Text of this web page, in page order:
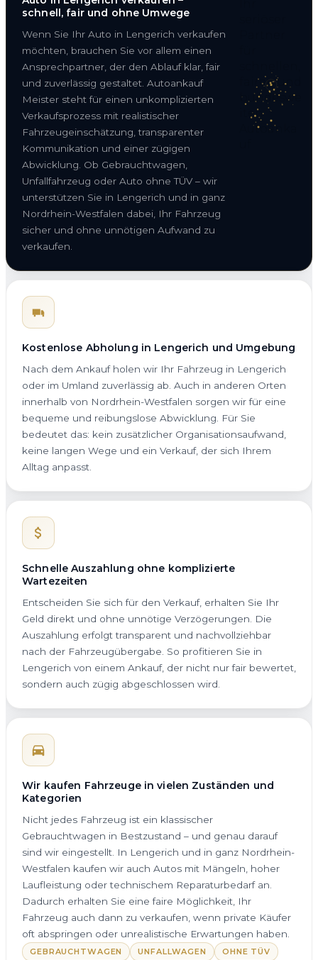
schnell, fair und ohne Umwege
Wenn Sie Ihr Auto in Lengerich verkaufen
möchten, brauchen Sie vor allem einen
Ansprechpartner, der den Ablauf klar, fair
und zuverlässig gestaltet. Autoankauf
Meister steht für einen unkomplizierten
Verkaufsprozess mit realistischer
Fahrzeugeinschätzung, transparenter
Kommunikation und einer zügigen
Abwicklung. Ob Gebrauchtwagen,
Unfallfahrzeug oder Auto ohne TÜV – wir
unterstützen Sie in Lengerich und in ganz
Nordrhein-Westfalen dabei, Ihr Fahrzeug
sicher und ohne unnötigen Aufwand zu
verkaufen.
Kostenlose Abholung in Lengerich und Umgebung
Nach dem Ankauf holen wir Ihr Fahrzeug in Lengerich
oder im Umland zuverlässig ab. Auch in anderen Orten
innerhalb von Nordrhein-Westfalen sorgen wir für eine
bequeme und reibungslose Abwicklung. Für Sie
bedeutet das: kein zusätzlicher Organisationsaufwand,
keine langen Wege und ein Verkauf, der sich Ihrem
Alltag anpasst.
Schnelle Auszahlung ohne komplizierte
Wartezeiten
Entscheiden Sie sich für den Verkauf, erhalten Sie Ihr
Geld direkt und ohne unnötige Verzögerungen. Die
Auszahlung erfolgt transparent und nachvollziehbar
nach der Fahrzeugübergabe. So profitieren Sie in
Lengerich von einem Ankauf, der nicht nur fair bewertet,
sondern auch zügig abgeschlossen wird.
Wir kaufen Fahrzeuge in vielen Zuständen und
Kategorien
Nicht jedes Fahrzeug ist ein klassischer
Gebrauchtwagen in Bestzustand – und genau darauf
sind wir eingestellt. In Lengerich und in ganz Nordrhein-
Westfalen kaufen wir auch Autos mit Mängeln, hoher
Laufleistung oder technischem Reparaturbedarf an.
Dadurch erhalten Sie eine faire Möglichkeit, Ihr
Fahrzeug auch dann zu verkaufen, wenn private Käufer
oft abspringen oder unrealistische Erwartungen haben.
GEBRAUCHTWAGEN UNFALLWAGEN
OHNE TÜV